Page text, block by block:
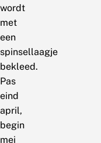
wordt
met
een
spinsellaagje
bekleed.
Pas
eind
april,
begin
mei